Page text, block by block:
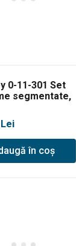
0-11-301 Set
segmentate,
Lei
în coș